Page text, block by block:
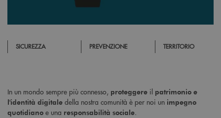
SICUREZZA PREVENZIONE TERRITORIO
In un mondo sempre più connesso, proteggere il patrimonio e
l'identità digitale della nostra comunità è per noi un impegno
quotidiano e una responsabilità sociale.